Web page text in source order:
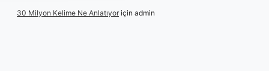
30 Milyon Kelime Ne Anlatıyoriçin admin